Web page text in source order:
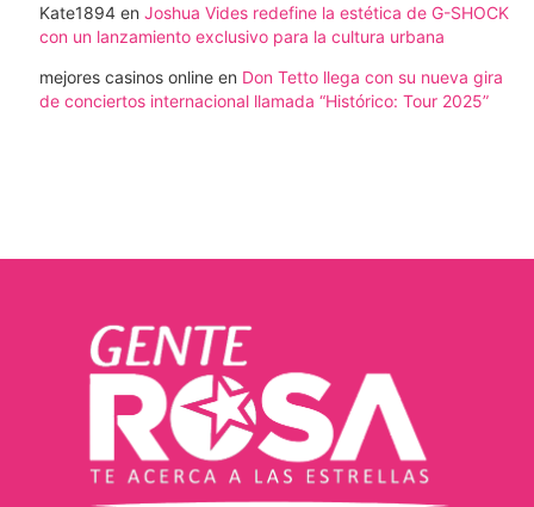
Kate1894 en Joshua Vides redefine la estética de G-SHOCK
con un lanzamiento exclusivo para la cultura urbana
mejores casinos online en Don Tetto llega con su nueva gira
de conciertos internacional llamada “Histórico: Tour 2025”